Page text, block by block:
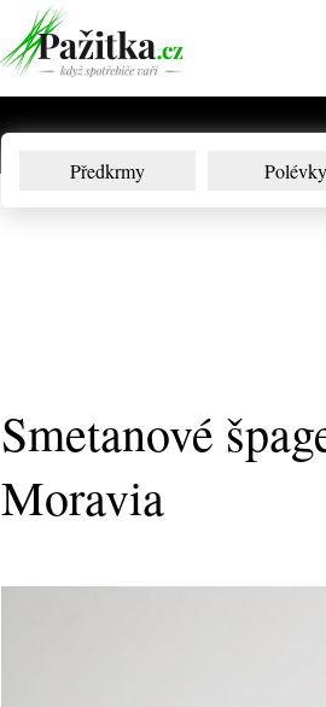
Předkrmy Polévky
Smetanové
Moravia